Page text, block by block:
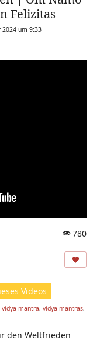
Felizitas
um 9:33
ic
n:
780
Videos
vidya-mantra, vidya-mantras,
den Weltfrieden